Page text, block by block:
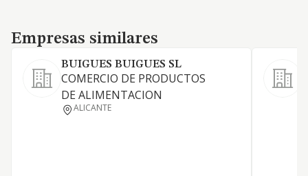
Empresas similares
Empresas similares
BUIGUES BUIGUES SL
COMERCIO DE PRODUCTOS
DE ALIMENTACION
ALICANTE